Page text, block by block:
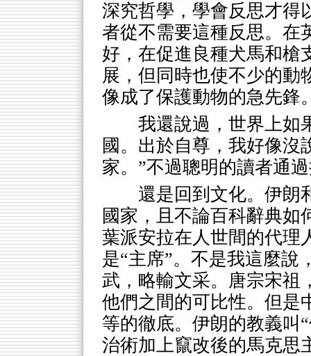
深究哲學，學會反思才得
者從不需要這種反思。在
好，在促進良種犬馬和槍
展，但同時也使不少的動
像成了保護動物的急先鋒
我還說過，世界上如
國。出於自尊，我好像沒
家。”不過聰明的讀者通
還是回到文化。伊朗
國家，且不論百科辭典如
葉派安拉在人世間的代理
是“主席”。不是我這麼說
武，略輸文采。唐宗宋祖
他們之間的可比性。但是
等的徹底。伊朗的教義叫
治術加上竄改後的馬克思